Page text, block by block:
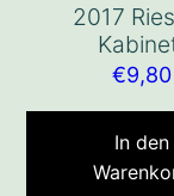
2017
€9,80
In den